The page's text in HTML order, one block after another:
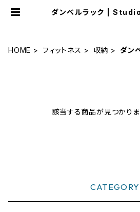
ダンベルラック |
HOME フィットネス 収納 ダン
該当する商品が見つかりま
CATEGORY